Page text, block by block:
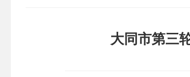
大同市第三